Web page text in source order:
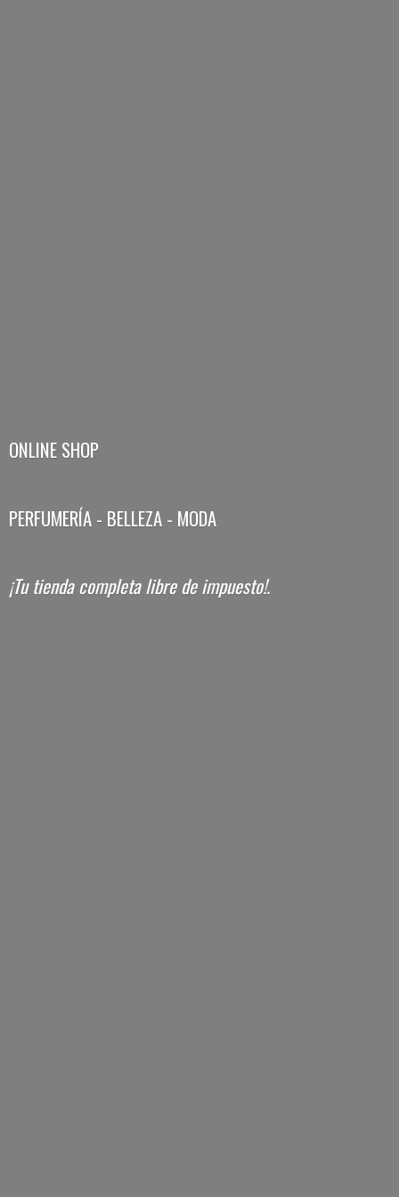
ONLINE SHOP
PERFUMERÍA - BELLEZA - MODA
¡Tu tienda completa librede impuesto!.